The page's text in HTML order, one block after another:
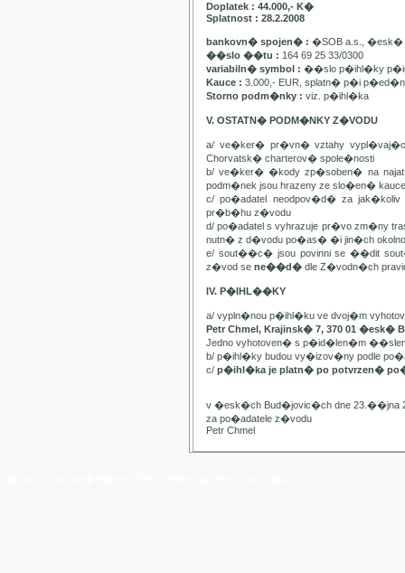
Doplatek : 44.000,- K�
Splatnost : 28.2.2008
bankovn� spojen� : �SOB a.s., �esk�
��slo ��tu : 164 69 25 33/0300
variabiln� symbol : ��slo p�ihl�ky
Kauce : 3.000,- EUR, splatn� p�i
Storno podm�nky : viz. p�ihl�ka
V. OSTATN� PODM�NKY Z�VODU
a/ ve�ker� pr�vn� vztahy
Chorvatsk� charterov� spole�nosti
b/ ve�ker� �kody zp�soben� na
podm�nek jsou hrazeny ze slo�en� kauce
c/ po�adatel neodpov�d� za
pr�b�hu z�vodu
d/ po�adatel s vyhrazuje pr�vo zm�ny
nutn� z d�vodu po�as� �i jin�ch
e/ sout��c� jsou povinni se ��dit
z�vod se ne��d� dle Z�vodn�ch
IV. P�IHL��KY
a/ vypln�nou p�ihl�ku ve dvoj�m
Petr Chmel, Krajinsk� 7, 370 01 �esk�
Jedno vyhotoven� s p�id�len�m
b/ p�ihl�ky budou vy�izov�ny podle
c/ p�ihl�ka je platn� po potvrzen�
v �esk�ch Bud�jovic�ch dne 23.��jna
za po�adatele z�vodu
Petr Chmel